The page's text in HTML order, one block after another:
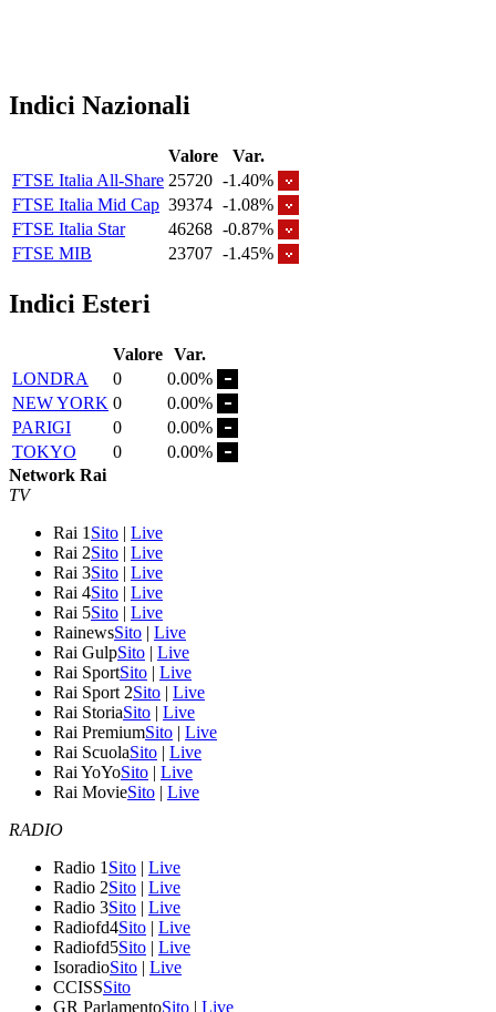
Indici Nazionali
Valore
Var.
FTSE Italia All-Share 25720 -1.40%
FTSE Italia Mid Cap 39374 -1.08%
FTSE Italia Star
46268 -0.87%
FTSE MIB
23707 -1.45%
Indici Esteri
Valore Var.
LONDRA
0
0.00%
NEW YORK 0
0.00%
PARIGI
0
0.00%
TOKYO
0
0.00%
Network Rai
TV
Rai 1 Sito | Live
Rai 2Sito | Live
Rai 3Sito | Live
Rai 4Sito | Live
Rai 5Sito | Live
RainewsSito | Live
Rai GulpSito | Live
Rai SportSito | Live
Rai Sport 2Sito | Live
Rai StoriaSito | Live
Rai PremiumSito | Live
Rai ScuolaSito | Live
Rai YoYoSito | Live
Rai MovieSito | Live
RADIO
Radio 1 Sito | Live
Radio 2Sito | Live
Radio 3Sito | Live
Radiofd4Sito | Live
Radiofd5Sito | Live
IsoradioSito | Live
CCISSSito
GR ParlamentoSito | Live